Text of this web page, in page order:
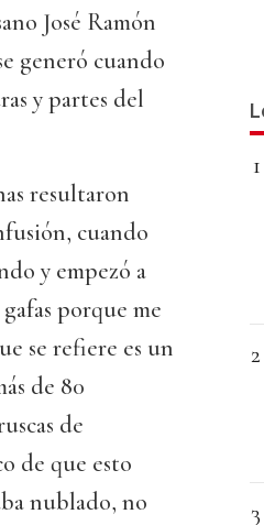
José Ramón
generó cuando
y partes del
resultaron
cuando
y empezó a
porque me
se refiere es un
de 80
de
de que esto
nublado, no